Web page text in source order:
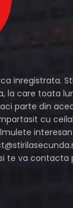
inregistrata.
la care toata
parte din
cu
te va contacta